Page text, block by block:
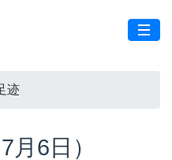
迹
月6日）